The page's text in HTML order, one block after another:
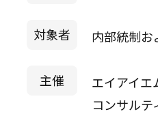
対象者 内部統制
主催
エイアイエ
コンサル